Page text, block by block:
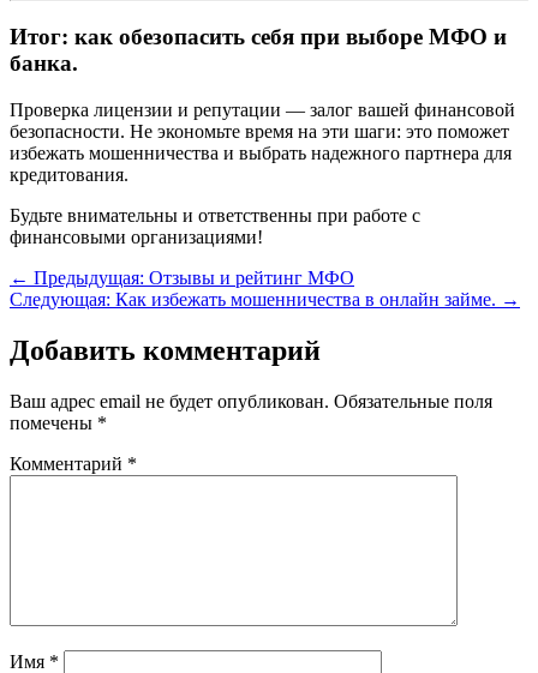
Итог: как обезопасить себя при выборе МФО и
банка.
Проверка лицензии и репутации — залог вашей финансовой
безопасности. Не экономьте время на эти шаги: это поможет
избежать мошенничества и выбрать надежного партнера для
кредитования.
Будьте внимательны и ответственны при работе с
финансовыми организациями!
← Предыдущая: Отзывы и рейтинг МФО
Следующая: Как избежать мошенничества в онлайн займе. →
Добавить комментарий
Ваш адрес email не будет опубликован. Обязательные поля
помечены *
Комментарий *
Имя *